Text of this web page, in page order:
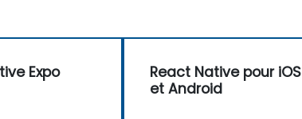
Expo
React Native pour iOS
et Android